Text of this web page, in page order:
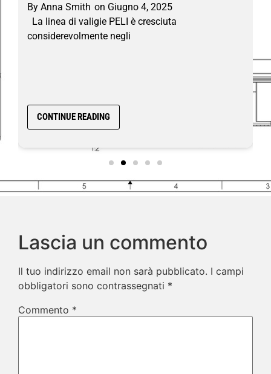
By Anna Smith on Giugno 4, 2025
La linea di valigie PELI è cresciuta
considerevolmente negli
CONTINUE READING
Lascia un commento
Il tuo indirizzo email non sarà pubblicato. I campi
obbligatori sono contrassegnati *
Commento *